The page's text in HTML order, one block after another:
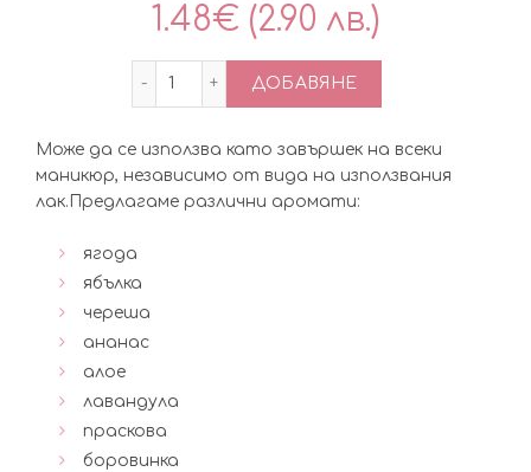
1.48€ (2.90 лв.)
количество за Масло за кожички
ДОБАВЯНЕ
Може да се използва като завършек на всеки
маникюр, независимо от вида на използвания
лак.Предлагаме различни аромати:
ягода
ябълка
череша
ананас
алое
лавандула
праскова
боровинка